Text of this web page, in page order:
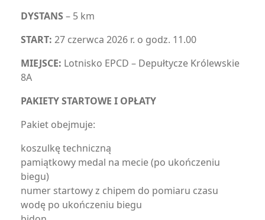
DYSTANS – 5 km
START: 27 czerwca 2026 r. o godz. 11.00
MIEJSCE: Lotnisko EPCD – Depułtycze Królewskie
8A
PAKIETY STARTOWE I OPŁATY
Pakiet obejmuje:
koszulkę techniczną
pamiątkowy medal na mecie (po ukończeniu
biegu)
numer startowy z chipem do pomiaru czasu
wodę po ukończeniu biegu